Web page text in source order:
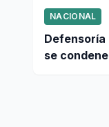
NACIONAL
Defensoría
se